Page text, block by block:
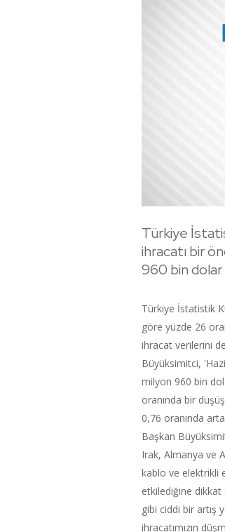
Türkiye
ihracatı bir
960 bin
Türkiye İstatistik
göre yüzde 26
ihracat verilerini
Büyüksimitci,
milyon 960 bin
oranında bir
0,76 oranında
Başkan
Irak, Almanya ve
kablo ve elektrikli
etkilediğine dikkat
gibi ciddi bir artış
ihracatımızın